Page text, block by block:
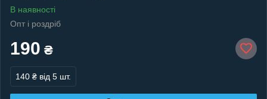
В наявності
Опт і роздріб
190 ₴
140 ₴ від 5 шт.